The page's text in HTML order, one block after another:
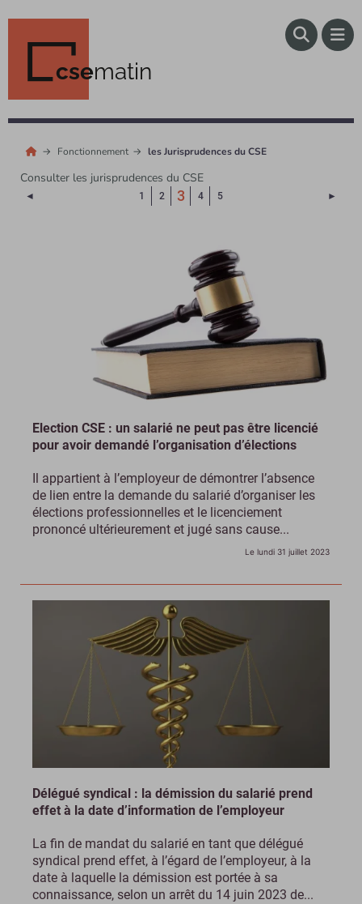
csematin
Fonctionnement les Jurisprudences du CSE
Consulter les jurisprudences du CSE
◄ 1 2 3 (Page courante)
4 5 ►
Election CSE : un salarié ne peut pas être licencié
pour avoir demandé l’organisation d’élections
Il appartient à l’employeur de démontrer l’absence
de lien entre la demande du salarié d’organiser les
élections professionnelles et le licenciement
prononcé ultérieurement et jugé sans cause...
Le lundi 31 juillet 2023
Délégué syndical : la démission du salarié prend
effet à la date d’information de l’employeur
La fin de mandat du salarié en tant que délégué
syndical prend effet, à l’égard de l’employeur, à la
date à laquelle la démission est portée à sa
connaissance, selon un arrêt du 14 juin 2023 de...